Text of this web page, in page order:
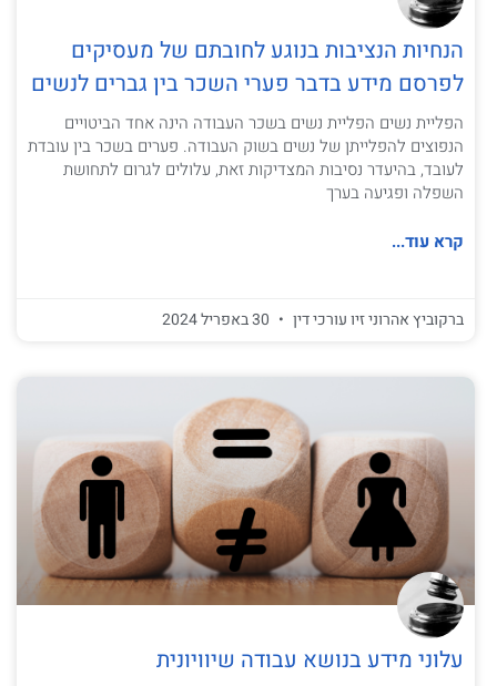
הנחיות הנציבות בנוגע לחובתם של מעסיקים
לפרסם מידע בדבר פערי השכר בין גברים לנשים
הפליית נשים הפליית נשים בשכר העבודה הינה אחד הביטויים
הנפוצים להפלייתן של נשים בשוק העבודה. פערים בשכר בין עובדת
לעובד, בהיעדר נסיבות המצדיקות זאת, עלולים לגרום לתחושת
השפלה ופגיעה בערך
קרא עוד...
ברקוביץ אהרוני זיו עורכי דין
עלוני מידע בנושא עבודה שיוויונית